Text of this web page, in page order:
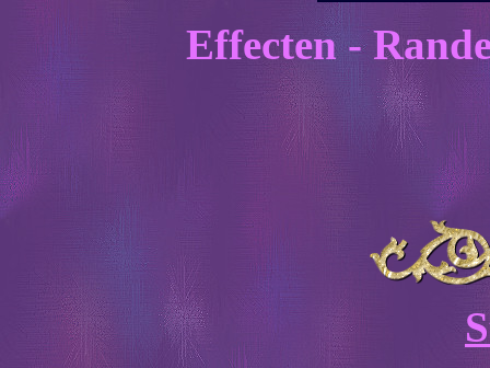
Effecten -